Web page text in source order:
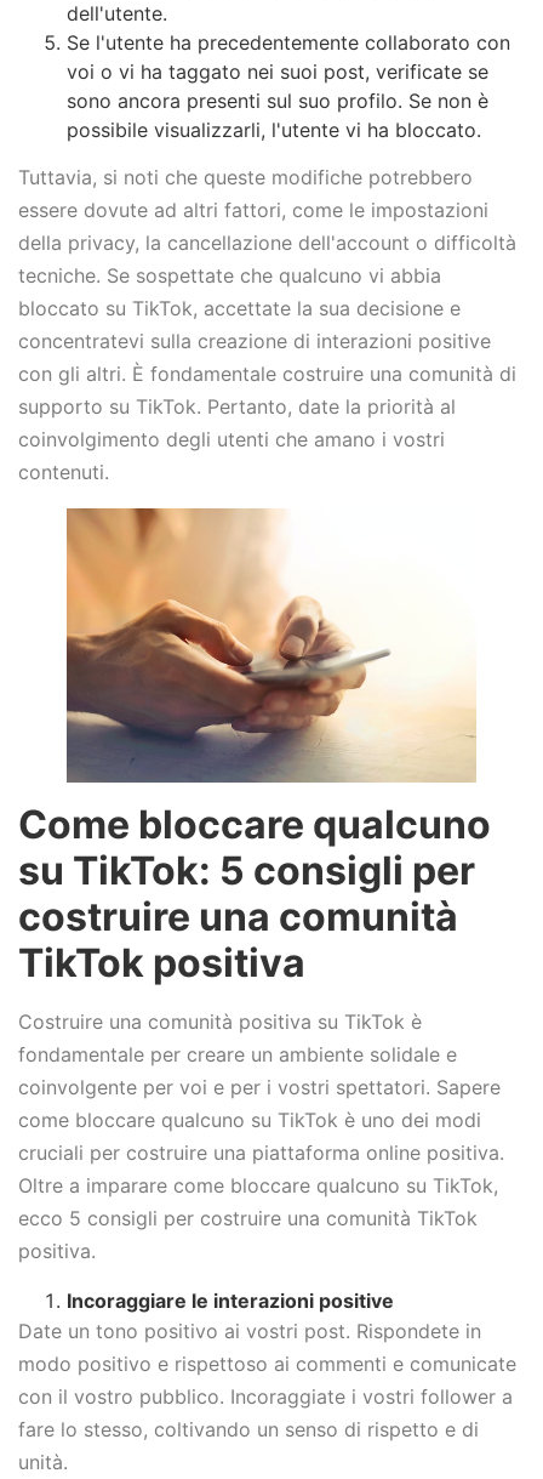
dell'utente.
Se l'utente ha precedentemente collaborato con
voi o vi ha taggato nei suoi post, verificate se
sono ancora presenti sul suo profilo. Se non è
possibile visualizzarli, l'utente vi ha bloccato.
Tuttavia, si noti che queste modifiche potrebbero
essere dovute ad altri fattori, come le impostazioni
della privacy, la cancellazione dell'account o difficoltà
tecniche. Se sospettate che qualcuno vi abbia
bloccato su TikTok, accettate la sua decisione e
concentratevi sulla creazione di interazioni positive
con gli altri. È fondamentale costruire una comunità di
supporto su TikTok. Pertanto, date la priorità al
coinvolgimento degli utenti che amano i vostri
contenuti.
Come bloccare qualcuno
su TikTok: 5 consigli per
costruire una comunità
TikTok positiva
Costruire una comunità positiva su TikTok è
fondamentale per creare un ambiente solidale e
coinvolgente per voi e per i vostri spettatori. Sapere
come bloccare qualcuno su TikTok è uno dei modi
cruciali per costruire una piattaforma online positiva.
Oltre a imparare come bloccare qualcuno su TikTok,
ecco 5 consigli per costruire una comunità TikTok
positiva.
Incoraggiare le interazioni positive
Date un tono positivo ai vostri post. Rispondete in
modo positivo e rispettoso ai commenti e comunicate
con il vostro pubblico. Incoraggiate i vostri follower a
fare lo stesso, coltivando un senso di rispetto e di
unità.